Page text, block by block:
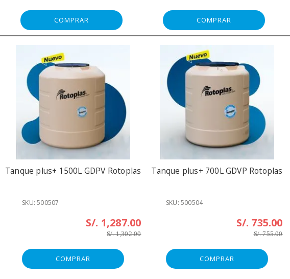
COMPRAR COMPRAR
Tanque plus+ 1500L GDPV Rotoplas
SKU: 500507
S/. 1,302.00
S/. 1,287.00
COMPRAR
Tanque plus+ 700L GDVP Rotoplas
SKU: 500504
S/. 755.00
S/. 735.00
COMPRAR